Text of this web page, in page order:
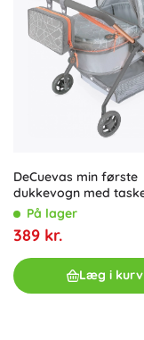
DeCuevas min første
dukkevogn med
– 56 cm
På lager
389 kr.
Læg i kurv